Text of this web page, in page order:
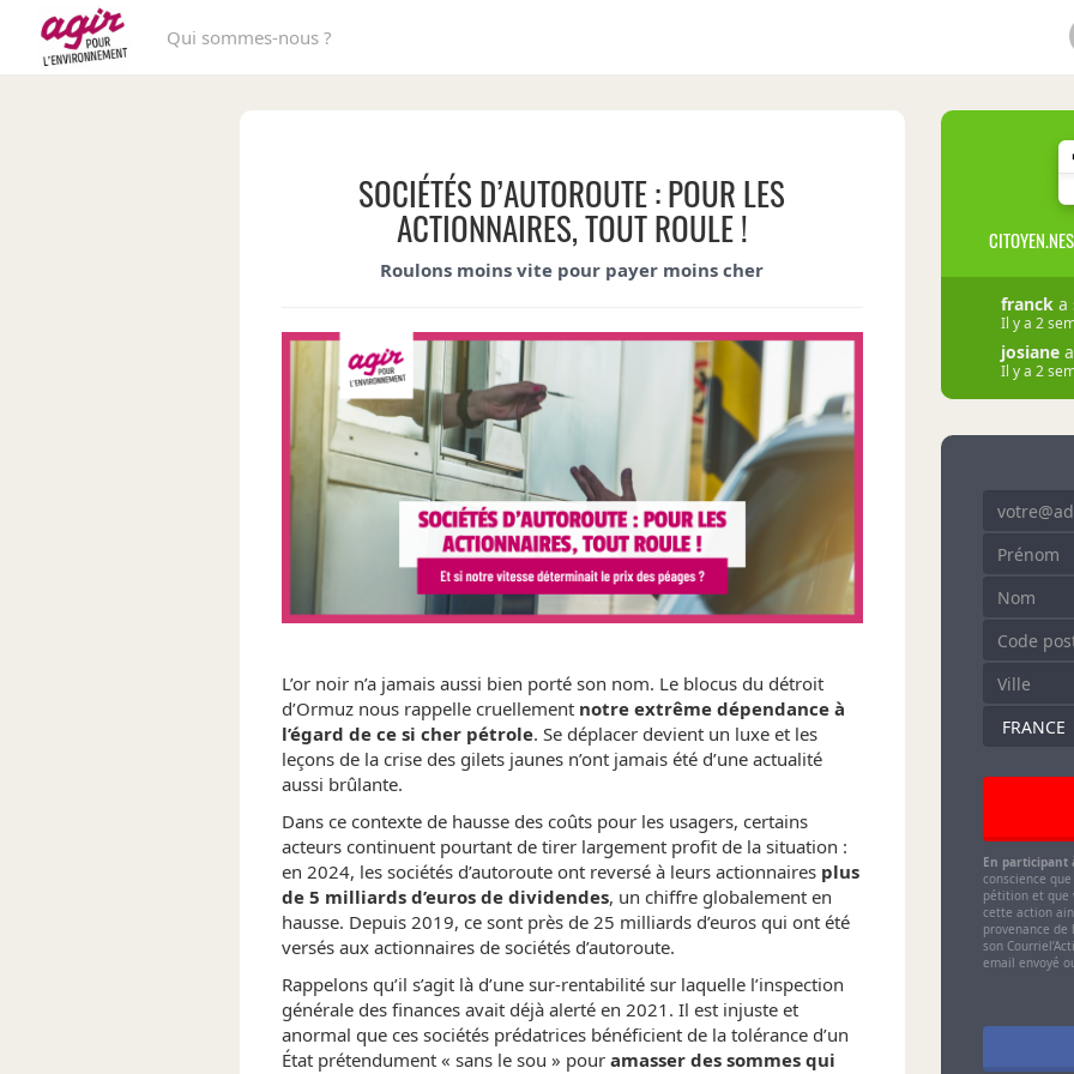
Qui sommes-nous ?
SOCIÉTÉS D’AUTOROUTE : POUR LES
ACTIONNAIRES, TOUT ROULE !
Roulons moins vite pour payer moins cher
L’or noir n’a jamais aussi bien porté son nom. Le blocus du détroit
d’Ormuz nous rappelle cruellement notre extrême dépendance à
l’égard de ce si cher pétrole. Se déplacer devient un luxe et les
leçons de la crise des gilets jaunes n’ont jamais été d’une actualité
aussi brûlante.
Dans ce contexte de hausse des coûts pour les usagers, certains
acteurs continuent pourtant de tirer largement profit de la situation :
en 2024, les sociétés d’autoroute ont reversé à leurs actionnaires plus
de 5 milliards d’euros de dividendes, un chiffre globalement en
hausse. Depuis 2019, ce sont près de 25 milliards d’euros qui ont été
versés aux actionnaires de sociétés d’autoroute.
Rappelons qu’il s’agit là d’une sur-rentabilité sur laquelle l’inspection
générale des finances avait déjà alerté en 2021. Il est injuste et
anormal que ces sociétés prédatrices bénéficient de la tolérance d’un
État prétendument « sans le sou » pouramasser des sommes qui
francka
Il y a 2
josianea
Il y a 2
sandrine
LAISSER CE
En participant
conscience
pétition et que
cette action
provenance de
son
email envoyé